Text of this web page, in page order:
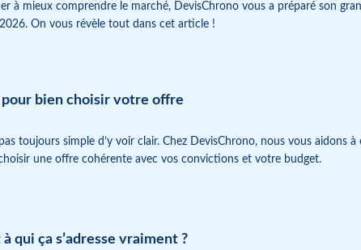
à mieux comprendre le marché, DevisChrono vous a préparé son
On vous révèle tout dans cet article !
bien choisir votre offre
toujours simple d’y voir clair. Chez DevisChrono, nous vous aidons
une offre cohérente avec vos convictions et votre budget.
qui ça s’adresse vraiment ?